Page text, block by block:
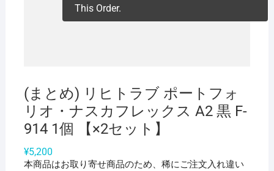
(まとめ) リヒトラブ ポートフォ
リオ・ナスカフレックス A2 黒 F-
914 1個 【×2セット】
¥5,200
本商品はお取り寄せ商品のため、稀にご注文入れ違い
This Order.